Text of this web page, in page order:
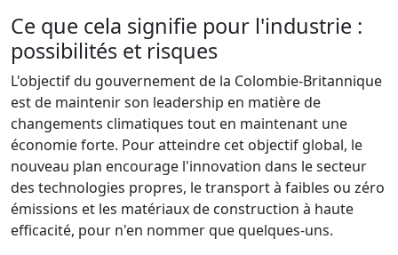
Ce que cela signifie pour l'industrie :
possibilités et risques
L'objectif du gouvernement de la Colombie-Britannique
est de maintenir son leadership en matière de
changements climatiques tout en maintenant une
économie forte. Pour atteindre cet objectif global, le
nouveau plan encourage l'innovation dans le secteur
des technologies propres, le transport à faibles ou zéro
émissions et les matériaux de construction à haute
efficacité, pour n'en nommer que quelques-uns.